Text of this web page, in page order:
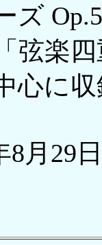
ズ
弦楽
心に
月29日